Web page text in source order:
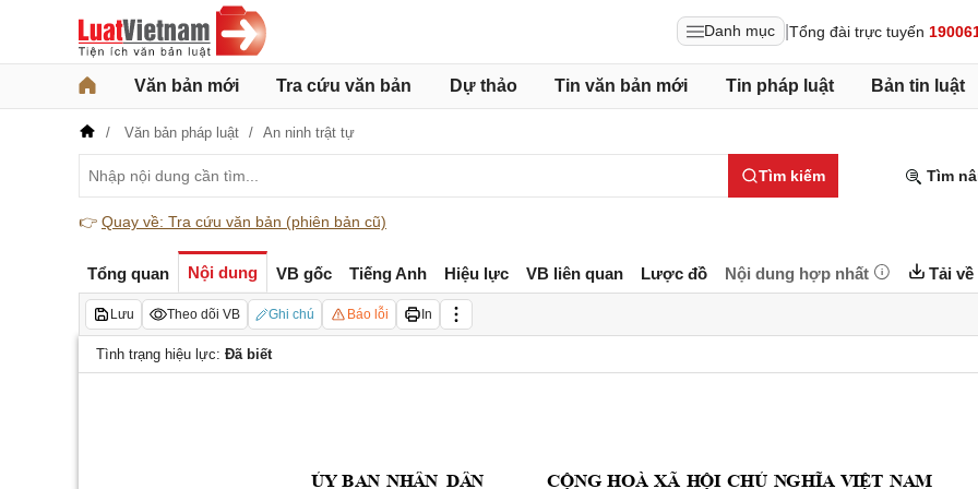
Danh mục Tổng đài trực tuyến
Văn bản mới Tra cứu văn bản Dự thảo Tin văn bản mới Tin pháp luật Bản tin luật
Văn bản pháp luật An ninh trật tự
Tìm kiếm Tìm
👉 Quay về: Tra cứu văn bản (phiên bản cũ)
Tổng quan Nội dung VB gốc Tiếng Anh Hiệu lực VB liên quan Lược đồ Nội dung hợp nhất Tải về
Lưu Theo dõi VB Ghi chú Báo lỗi In
Tình trạng hiệu lực: Đã biết
ỦY BAN NHÂN DÂN CỘNG HOÀ XÃ HỘI CHỦ NGHĨA VIỆT NAM